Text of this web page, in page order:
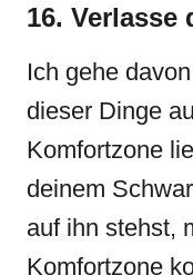
16. Verlasse
Ich gehe
dieser Dinge
Komfortzone
deinem
auf ihn stehst,
Komfortzone